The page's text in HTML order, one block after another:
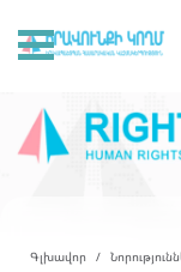
Գլխավոր